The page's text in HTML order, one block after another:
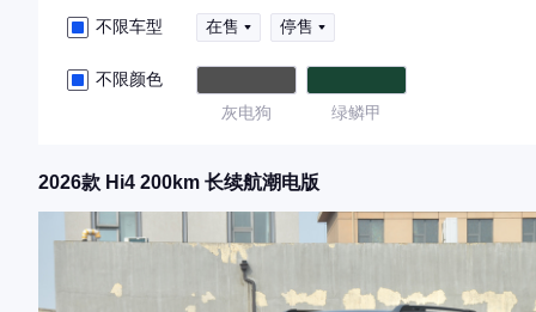
不限车型 在售 停售
不限颜色
灰电狗
绿鳞甲
2026款 Hi4 200km 长续航潮电版